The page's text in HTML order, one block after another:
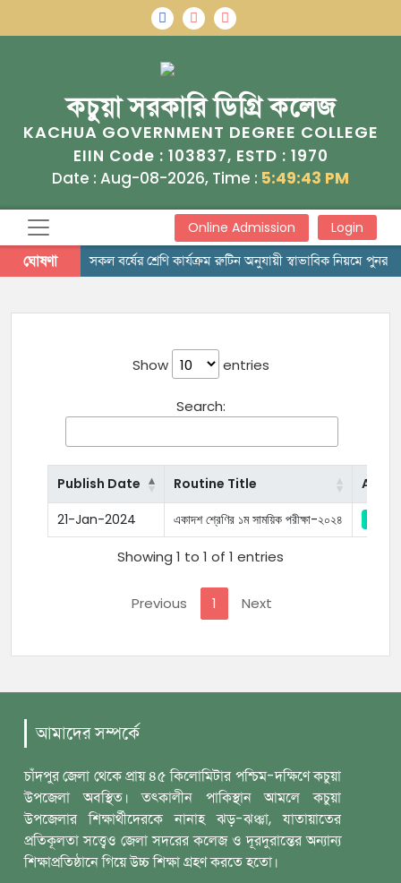
কচুয়া সরকারি ডিগ্রি কলেজ
KACHUA GOVERNMENT DEGREE COLLEGE
EIIN Code : 103837, ESTD : 1970
Date : Aug-08-2026, Time : 5:49:43 PM
Online Admission Login
ঘোষণা সকল বর্ষের শ্রেণি কার্যক্রম রুটিন অনুযায়ী স্বাভাবিক নিয়মে
Show entries
Search:
Publish Date Routine Title
21-Jan-2024
একাদশ শ্রেণির ১ম সাময়িক পরীক্ষা-২০২৪
Showing 1 to 1 of 1 entries
Previous 1 Next
আমাদের সম্পর্কে
চাঁদপুর জেলা থেকে প্রায় ৪৫ কিলোমিটার পশ্চিম-দক্ষিণে কচুয়া
উপজেলা অবস্থিত। তৎকালীন পাকিস্থান আমলে কচুয়া
উপজেলার শিক্ষার্থীদেরকে নানাহ ঝড়-ঝঞ্ঝা, যাতায়াতের
প্রতিকূলতা সত্ত্বেও জেলা সদরের কলেজ ও দূরদুরান্তের অন্যান্য
শিক্ষাপ্রতিষ্ঠানে গিয়ে উচ্চ শিক্ষা গ্রহণ করতে হতো।